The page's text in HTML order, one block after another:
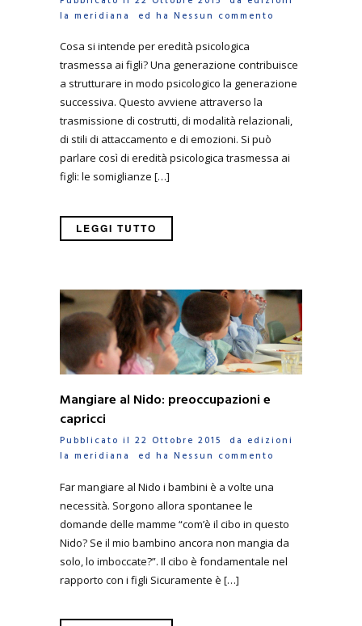
la meridiana
ed ha Nessun commento
Cosa si intende per eredità psicologica
trasmessa ai figli? Una generazione contribuisce
a strutturare in modo psicologico la generazione
successiva. Questo avviene attraverso la
trasmissione di costrutti, di modalità relazionali,
di stili di attaccamento e di emozioni. Si può
parlare così di eredità psicologica trasmessa ai
figli: le somiglianze […]
LEGGI TUTTO
Mangiare al Nido: preoccupazioni e
capricci
Pubblicato il 22 Ottobre 2015 da edizioni
la meridiana
ed ha Nessun commento
Far mangiare al Nido i bambini è a volte una
necessità. Sorgono allora spontanee le
domande delle mamme “com’è il cibo in questo
Nido? Se il mio bambino ancora non mangia da
solo, lo imboccate?”. Il cibo è fondamentale nel
rapporto con i figli Sicuramente è […]